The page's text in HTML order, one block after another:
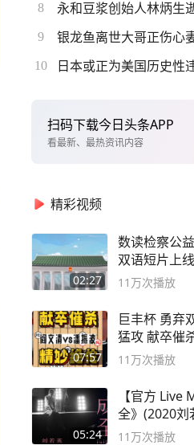
8 永和豆浆创始人林炳生
9 银龙鱼离世大哥正伤心
10 日本或正为美国历史性
扫码下载今日头条APP
看最新、最热资讯内容
精彩视频
02:27
数读检察公
双语短片上线
11万次播放
07:57
巨丰杯 勇弃双马 阎大师底线
猛攻 献卒催杀 潘大师精妙入
局
11万次播放
05:24
【官方 Live
全》(2020刘
英 #成全
11万次播放